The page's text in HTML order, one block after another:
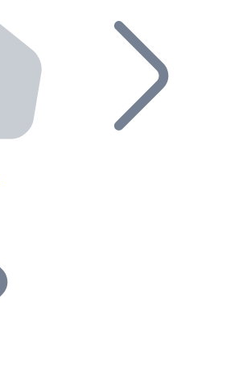
automatiques Bitnovo
ATM Bitnovo dans votre entreprise et
API dans votre écosystème.
réseau de distributeurs et
de votre projet à notre service